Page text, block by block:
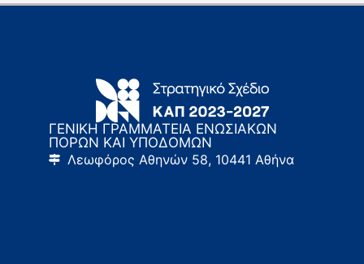
ΓΕΝΙΚΗ ΓΡΑΜΜΑΤΕΙΑ ΕΝΩΣΙΑΚΩΝ
ΠΟΡΩΝ ΚΑΙ ΥΠΟΔΟΜΩΝ
Λεωφόρος Αθηνών 58, 10441 Αθήνα